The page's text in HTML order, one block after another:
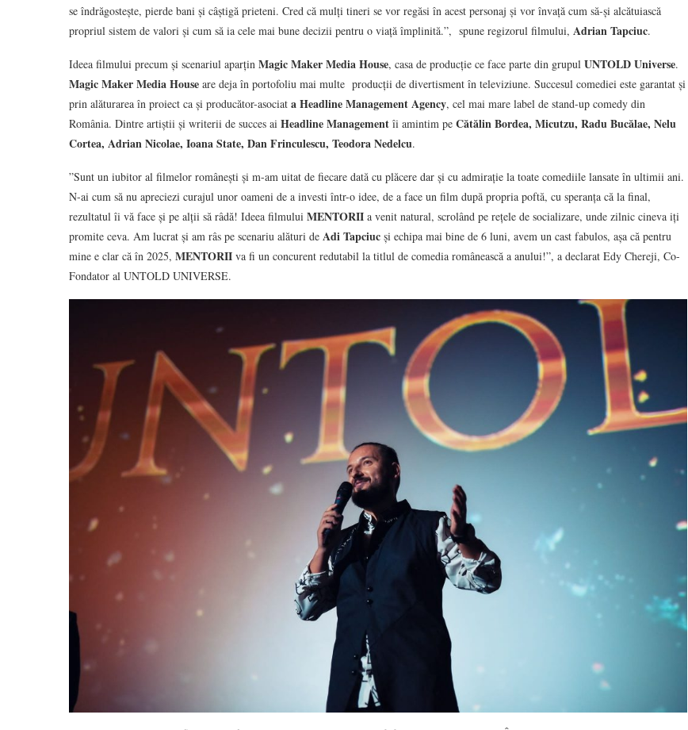
se îndrăgostește, pierde bani și câștigă prieteni. Cred că mulți tineri se vor regăsi în acest personaj și vor învață cum să-și alcătuiască
propriul sistem de valori și cum să ia cele mai bune decizii pentru o viață împlinită.”, spune regizorul filmului, Adrian Tapciuc.
Ideea filmului precum și scenariul aparțin Magic Maker Media House, casa de producție ce face parte din grupul UNTOLD Universe.
Magic Maker Media House are deja în portofoliu mai multe producții de divertisment în televiziune. Succesul comediei este garantat și
prin alăturarea în proiect ca și producător-asociat a Headline Management Agency, cel mai mare label de stand-up comedy din
România. Dintre artiștii și writerii de succes ai Headline Management îi amintim pe Cătălin Bordea, Micutzu, Radu Bucălae, Nelu
Cortea, Adrian Nicolae, Ioana State, Dan Frinculescu, Teodora Nedelcu.
”Sunt un iubitor al filmelor românești și m-am uitat de fiecare dată cu plăcere dar și cu admirație la toate comediile lansate în ultimii ani.
N-ai cum să nu apreciezi curajul unor oameni de a investi într-o idee, de a face un film după propria poftă, cu speranța că la final,
rezultatul îi vă face și pe alții să râdă! Ideea filmului MENTORII a venit natural, scrolând pe rețele de socializare, unde zilnic cineva iți
promite ceva. Am lucrat și am râs pe scenariu alături de Adi Tapciuc și echipa mai bine de 6 luni, avem un cast fabulos, așa că pentru
mine e clar că în 2025, MENTORII va fi un concurent redutabil la titlul de comedia românească a anului!”, a declarat Edy Chereji, Co-
Fondator al UNTOLD UNIVERSE.